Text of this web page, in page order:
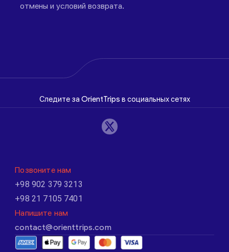
отмены и условий возврата.
Следите за OrientTrips в социальных сетях
Позвоните нам
+98 902 379 3213
+98 21 7105 7401
Напишите нам
contact@orienttrips.com